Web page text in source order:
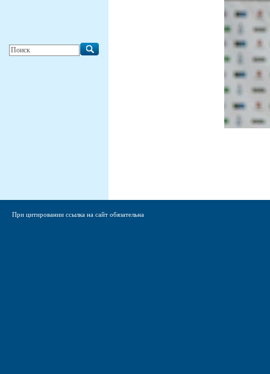
При цитировании ссылка на сайт обязательна